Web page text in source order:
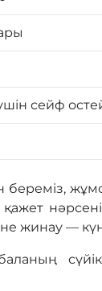
сейф
береміз,
жинау —